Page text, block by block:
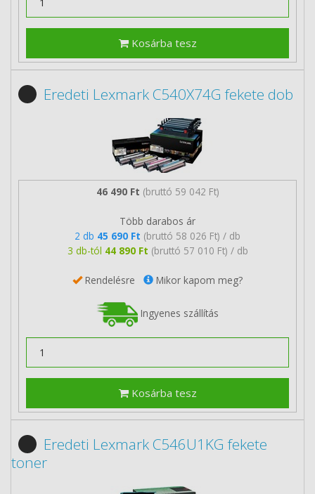
Kosárba tesz
Eredeti Lexmark C540X74G fekete dob
46 490 Ft (bruttó 59 042 Ft)
Több darabos ár
2 db 45 690 Ft (bruttó 58 026 Ft) / db
3 db-tól 44 890 Ft (bruttó 57 010 Ft) / db
Rendelésre Mikor kapom meg?
Ingyenes szállítás
Kosárba tesz
Eredeti Lexmark C546U1KG fekete
toner